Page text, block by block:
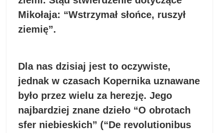
Mikołaja: “Wstrzymał słońce, ruszył
ziemię”.
Dla nas dzisiaj jest to oczywiste,
jednak w czasach Kopernika uznawane
było przez wielu za herezję. Jego
najbardziej znane dzieło “O obrotach
sfer niebieskich” (“De revolutionibus